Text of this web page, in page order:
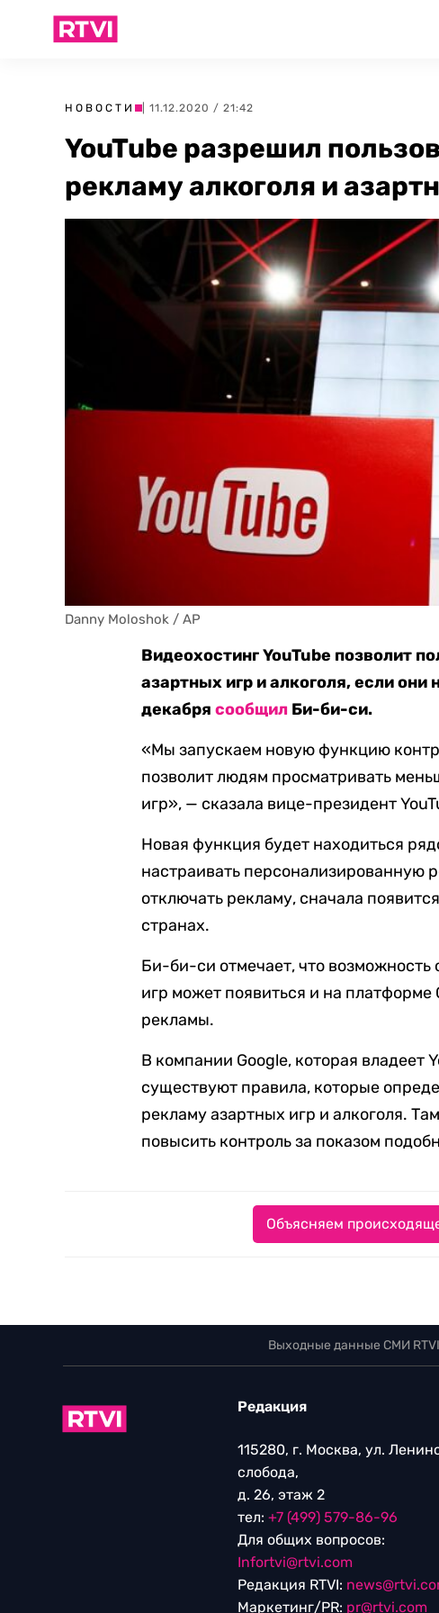
НОВОСТИ | 11.12.2020 / 21:42
YouTube разрешил
рекламу алкоголя и
Danny Moloshok / AP
Видеохостинг YouTube позволит
азартных игр и алкоголя, если они
декабрясообщил Би-би-си.
«Мы запускаем новую функцию
позволит людям просматривать
игр», — сказала вице-президент
Новая функция будет находиться
настраивать персонализированную
отключать рекламу, сначала
странах.
Би-би-си отмечает, что возможность
игр может появиться и на
рекламы.
В компании Google, которая владеет
существуют правила, которые
рекламу азартных игр и алкоголя.
повысить контроль за показом
Объясняем
Выходные данные СМИ RTVI
Редакция
115280, г. Москва, ул.
слобода,
д. 26, этаж 2
тел: +7 (499) 579-86-96
Для общих вопросов:
Infortvi@rtvi.com
Редакция RTVI:
Маркетинг/PR: pr@rtvi.com